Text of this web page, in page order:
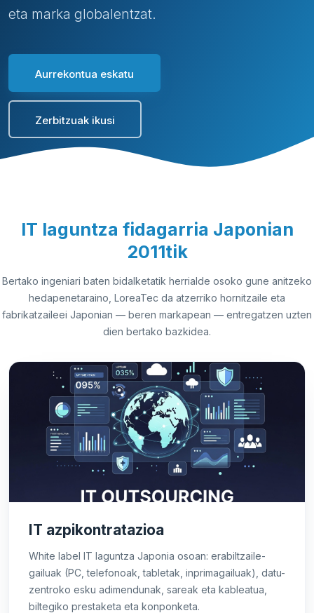
eta marka globalentzat.
Aurrekontua eskatu
Zerbitzuak ikusi
IT laguntza fidagarria Japonian
2011tik
Bertako ingeniari baten bidalketatik herrialde osoko gune anitzeko
hedapenetaraino, LoreaTec da atzerriko hornitzaile eta
fabrikatzaileei Japonian — beren markapean — entregatzen uzten
dien bertako bazkidea.
IT azpikontratazioa
White label IT laguntza Japonia osoan: erabiltzaile-
gailuak (PC, telefonoak, tabletak, inprimagailuak), datu-
zentroko esku adimendunak, sareak eta kableatua,
biltegiko prestaketa eta konponketa.